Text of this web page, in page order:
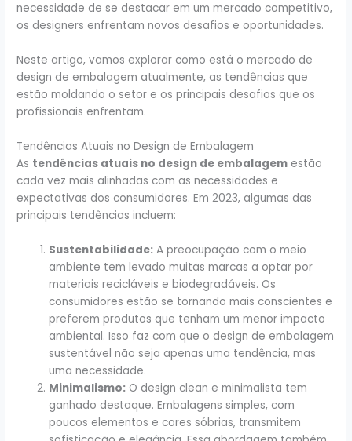
necessidade de se destacar em um mercado competitivo,
os designers enfrentam novos desafios e oportunidades.
Neste artigo, vamos explorar como está o mercado de
design de embalagem atualmente, as tendências que
estão moldando o setor e os principais desafios que os
profissionais enfrentam.
Tendências Atuais no Design de Embalagem
As tendências atuais no design de embalagem estão
cada vez mais alinhadas com as necessidades e
expectativas dos consumidores. Em 2023, algumas das
principais tendências incluem:
Sustentabilidade: A preocupação com o meio
ambiente tem levado muitas marcas a optar por
materiais recicláveis e biodegradáveis. Os
consumidores estão se tornando mais conscientes e
preferem produtos que tenham um menor impacto
ambiental. Isso faz com que o design de embalagem
sustentável não seja apenas uma tendência, mas
uma necessidade.
Minimalismo: O design clean e minimalista tem
ganhado destaque. Embalagens simples, com
poucos elementos e cores sóbrias, transmitem